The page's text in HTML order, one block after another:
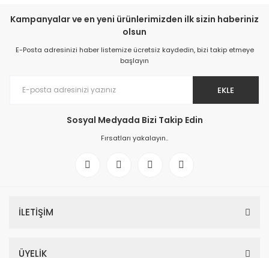
Kampanyalar ve en yeni ürünlerimizden ilk sizin haberiniz
olsun
E-Posta adresinizi haber listemize ücretsiz kaydedin, bizi takip etmeye
başlayın
EKLE
Sosyal Medyada Bizi Takip Edin
Fırsatları yakalayın..
İLETİŞİM
ÜYELİK